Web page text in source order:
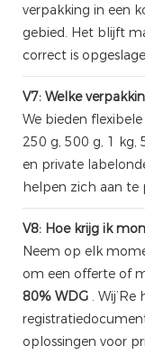
verpakking in een
gebied. Het blijft
correct is
V7: Welke
We bieden
250 g, 500 g, 1 kg,
en private
helpen zich aan te
V8: Hoe krijg ik
Neem op elk
om een ​​offerte of
80% WDG
.
oplossingen voor